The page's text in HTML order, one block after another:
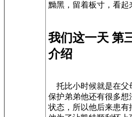
黝黑，留着板寸，看起
我们这一天 第
介绍
托比小时候就是在父
保护弟弟他还有很多想
状态，所以他后来患有